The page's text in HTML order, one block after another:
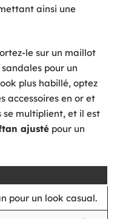
ainsi une
le sur un maillot
pour un
plus habillé, optez
accessoires en or et
se multiplient, et il est
ajusté pour un
pour un look casual.